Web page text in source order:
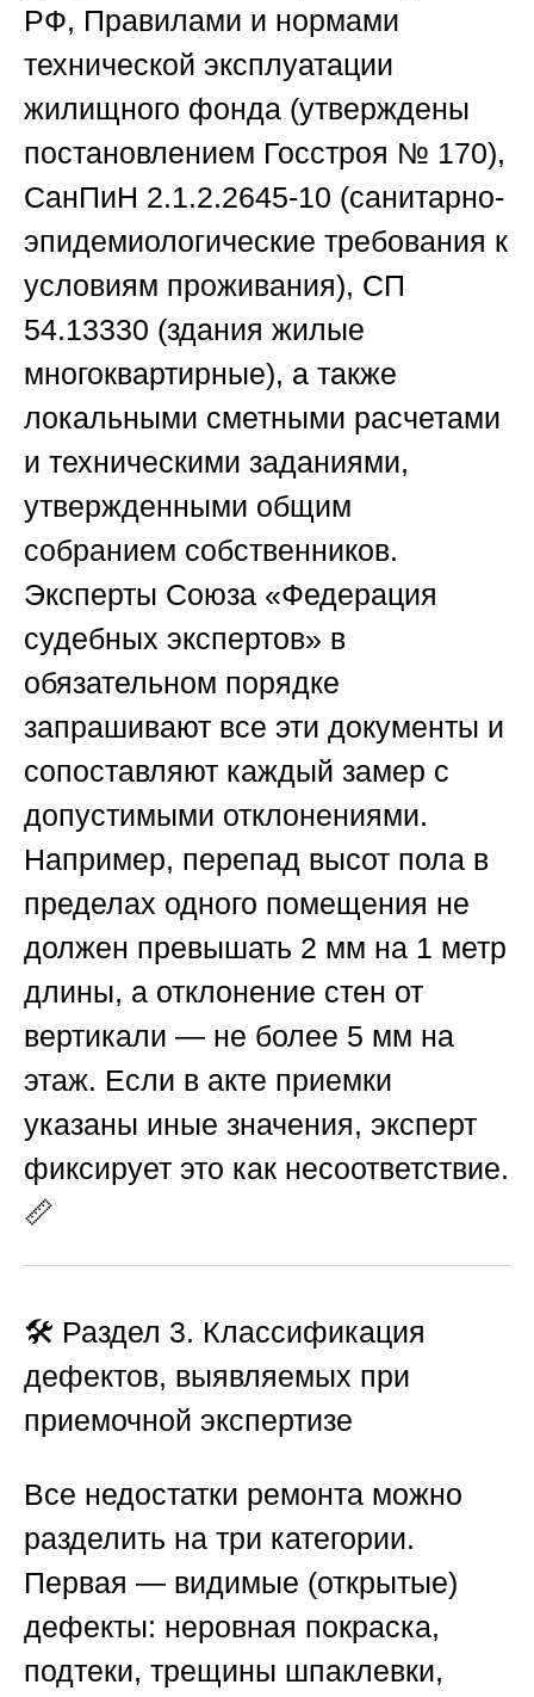
РФ, Правилами и нормами
технической эксплуатации
жилищного фонда (утверждены
постановлением Госстроя № 170),
СанПиН 2.1.2.2645-10 (санитарно-
эпидемиологические требования к
условиям проживания), СП
54.13330 (здания жилые
многоквартирные), а также
локальными сметными расчетами
и техническими заданиями,
утвержденными общим
собранием собственников.
Эксперты Союза «Федерация
судебных экспертов» в
обязательном порядке
запрашивают все эти документы и
сопоставляют каждый замер с
допустимыми отклонениями.
Например, перепад высот пола в
пределах одного помещения не
должен превышать 2 мм на 1 метр
длины, а отклонение стен от
вертикали — не более 5 мм на
этаж. Если в акте приемки
указаны иные значения, эксперт
фиксирует это как несоответствие.
📏
🛠️ Раздел 3. Классификация
дефектов, выявляемых при
приемочной экспертизе
Все недостатки ремонта можно
разделить на три категории.
Первая — видимые (открытые)
дефекты: неровная покраска,
подтеки, трещины шпаклевки,